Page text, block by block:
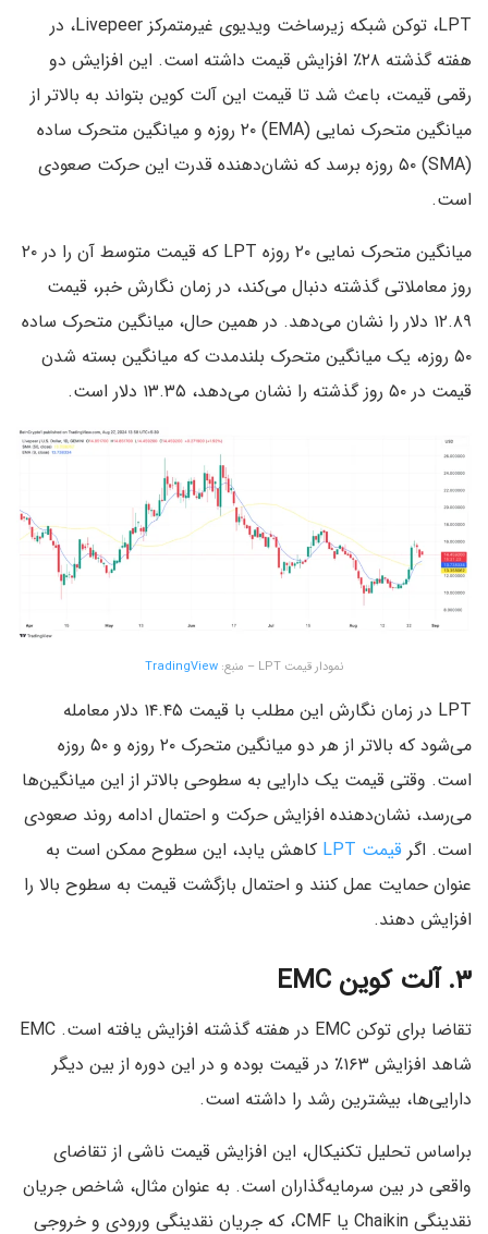
LPT، توکن شبکه زیرساخت ویدیوی غیرمتمرکز Livepeer، در
هفته گذشته ۲۸٪ افزایش قیمت داشته است. این افزایش دو
رقمی قیمت، باعث شد تا قیمت این آلت کوین بتواند به بالاتر از
میانگین متحرک نمایی (EMA) ۲۰ روزه و میانگین متحرک ساده
(SMA) ۵۰ روزه برسد که نشان‌دهنده‌ قدرت این حرکت صعودی
است.
میانگین متحرک نمایی ۲۰ روزه LPT که قیمت متوسط آن را در ۲۰
روز معاملاتی گذشته دنبال می‌کند، در زمان نگارش خبر، قیمت
۱۲.۸۹ دلار را نشان می‌دهد. در همین حال، میانگین متحرک ساده
۵۰ روزه، یک میانگین متحرک بلندمدت که میانگین بسته شدن
قیمت در ۵۰ روز گذشته را نشان می‌دهد، ۱۳.۳۵ دلار است.
نمودار قیمت LPT – منبع: TradingView
LPT در زمان نگارش این مطلب با قیمت ۱۴.۴۵ دلار معامله
می‌شود که بالاتر از هر دو میانگین متحرک ۲۰ روزه و ۵۰ روزه
است. وقتی قیمت یک دارایی به سطوحی بالاتر از این میانگین‌ها
می‌رسد، نشان‌دهنده افزایش حرکت و احتمال ادامه روند صعودی
است. اگر قیمت LPT
کاهش یابد، این سطوح ممکن است به
عنوان حمایت عمل کنند و احتمال بازگشت قیمت به سطوح بالا را
افزایش دهند.
۳. آلت کوین EMC
تقاضا برای توکن EMC در هفته گذشته افزایش یافته است. EMC
شاهد افزایش ۱۶۳٪ در قیمت بوده و در این دوره از بین دیگر
دارایی‌ها، بیشترین رشد را داشته است.
براساس تحلیل تکنیکال، این افزایش قیمت ناشی از تقاضای
واقعی در بین سرمایه‌گذاران است. به عنوان مثال، شاخص جریان
نقدینگی Chaikin یا CMF، که جریان نقدینگی ورودی و خروجی